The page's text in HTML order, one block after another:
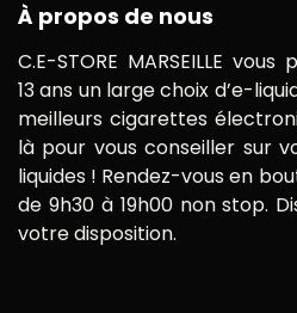
À propos de nous
C.E-STORE MARSEILLE
13 ans un large choix d’e-
meilleurs cigarettes
là pour vous conseiller sur
liquides ! Rendez-vous en
de 9h30 à 19h00 non stop.
votre disposition.